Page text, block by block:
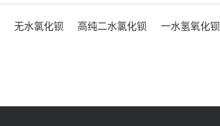
无水氯化钡 高纯二水氯化钡 一水氢氧化钡